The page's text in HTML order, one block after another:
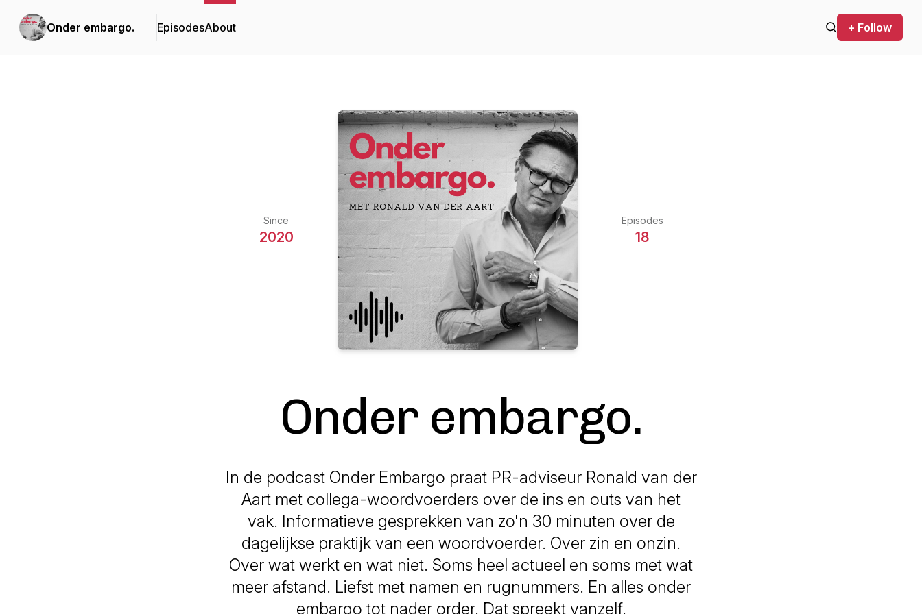
Onder embargo. EpisodesAbout + Follow
Since
2020
Episodes
18
Onder embargo.
In de podcast Onder Embargo praat PR-adviseur Ronald van der
Aart met collega-woordvoerders over de ins en outs van het
vak. Informatieve gesprekken van zo'n 30 minuten over de
dagelijkse praktijk van een woordvoerder. Over zin en onzin.
Over wat werkt en wat niet. Soms heel actueel en soms met wat
meer afstand. Liefst met namen en rugnummers. En alles onder
embargo tot nader order. Dat spreekt vanzelf.